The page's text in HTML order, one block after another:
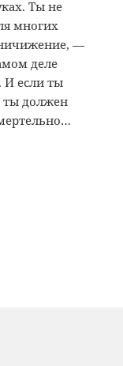
Ты не
многих
—
деле
И если ты
ты должен